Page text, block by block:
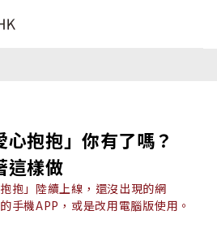
抱抱」你有了嗎？
這樣做
抱」陸續上線，還沒出現的網
手機APP，或是改用電腦版使用。